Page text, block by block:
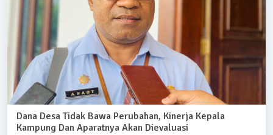
Dana Desa Tidak Bawa Perubahan, Kinerja Kepala
Kampung Dan Aparatnya Akan Dievaluasi